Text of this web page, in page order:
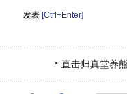
[Ctrl+Enter]
直击归真堂养